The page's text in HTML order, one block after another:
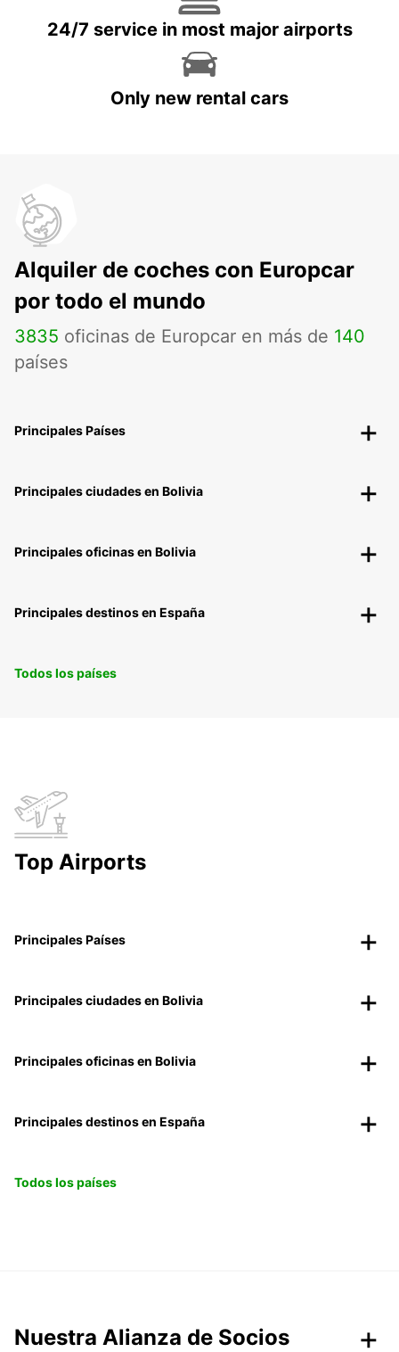
24/7 service in most major airports
Only new rental cars
Alquiler de coches con Europcar
por todo el mundo
3835 oficinas de Europcar en más de 140
países
Principales Países
Principales ciudades en Bolivia
Principales oficinas en Bolivia
Principales destinos en España
Todos los países
Top Airports
Principales Países
Principales ciudades en Bolivia
Principales oficinas en Bolivia
Principales destinos en España
Todos los países
Nuestra Alianza de Socios